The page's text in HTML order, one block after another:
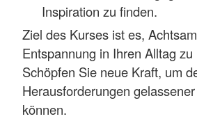
Inspiration zu finden.
Ziel des Kurses ist es,
Entspannung in Ihren Alltag
Schöpfen Sie neue Kraft, um
Herausforderungen
können.